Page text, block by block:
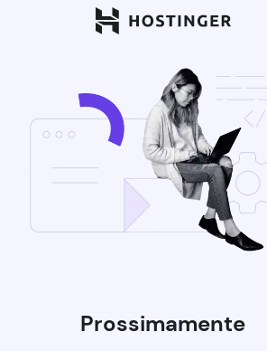
Prossimamente